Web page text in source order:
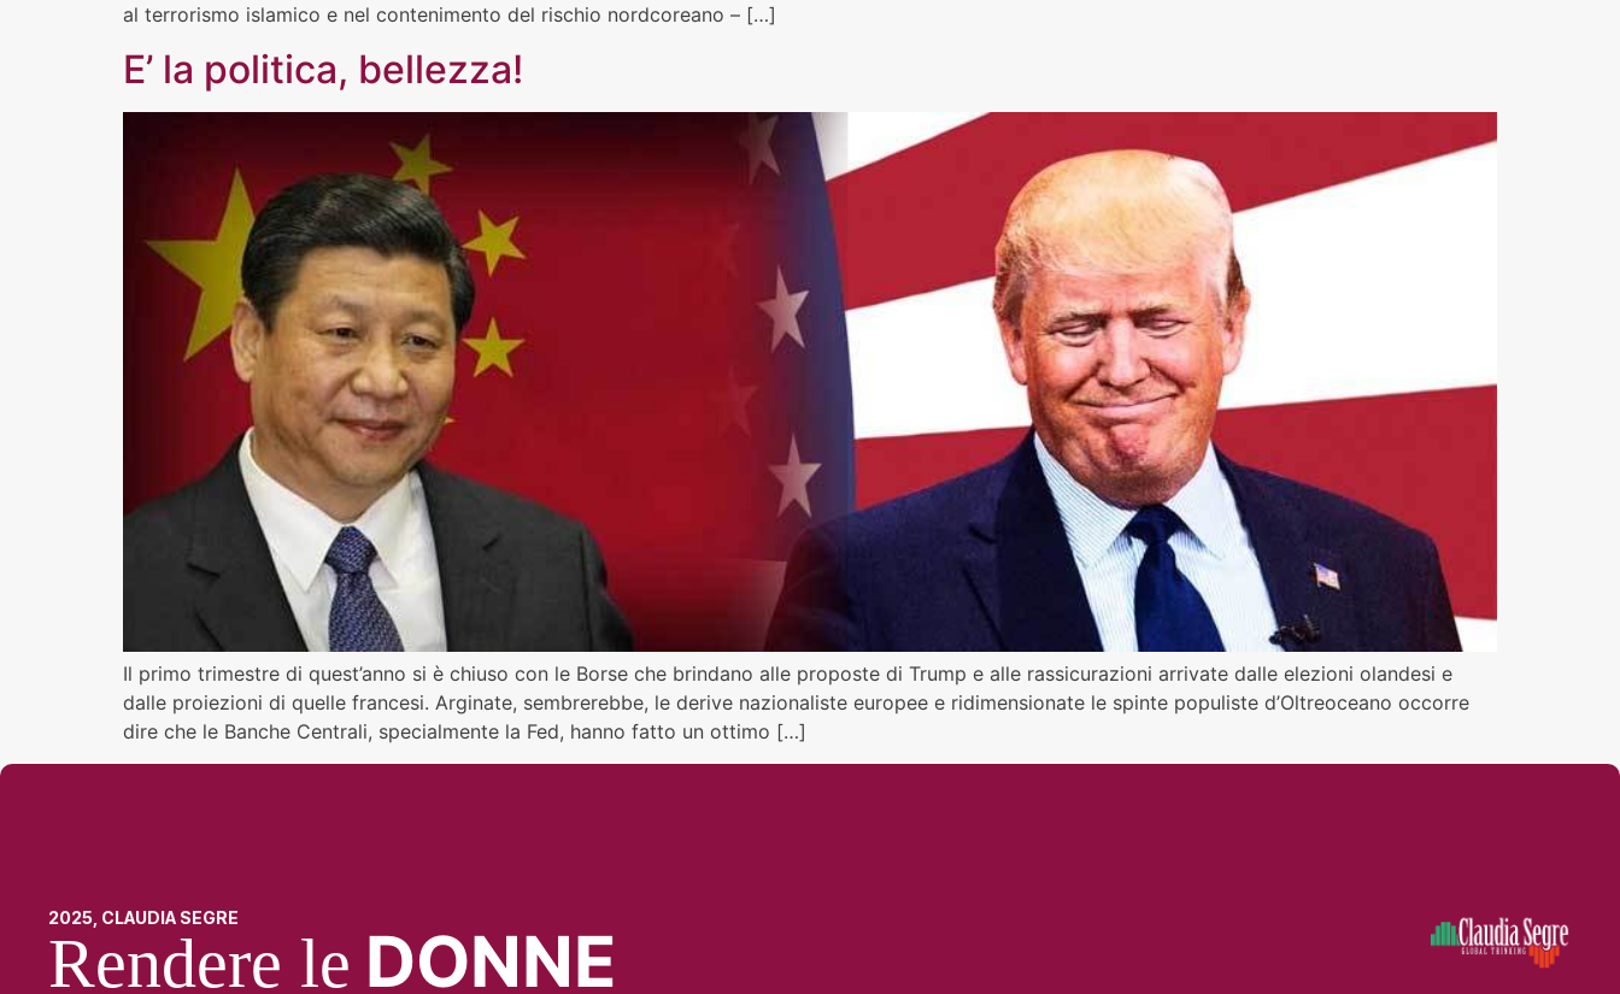
al terrorismo islamico e nel contenimento del rischio nordcoreano – […]
E’ la politica, bellezza!
Il primo trimestre di quest’anno si è chiuso con le Borse che brindano alle proposte di Trump e alle rassicurazioni arrivate dalle elezioni olandesi e
dalle proiezioni di quelle francesi. Arginate, sembrerebbe, le derive nazionaliste europee e ridimensionate le spinte populiste d’Oltreoceano occorre
dire che le Banche Centrali, specialmente la Fed, hanno fatto un ottimo […]
2025, CLAUDIA SEGRE
Rendere le DONNE